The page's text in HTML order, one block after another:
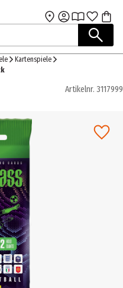
Hauptinhalt
Kartenspiele
Artikelnr. 3117999